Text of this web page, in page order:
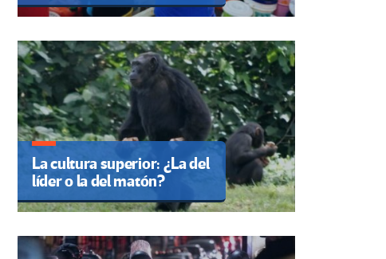
La cultura superior: ¿La del
líder o la del matón?